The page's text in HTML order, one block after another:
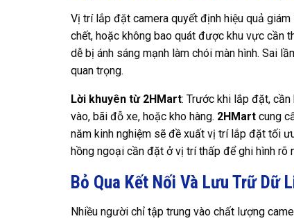
Vị trí lắp đặt camera quyết định hiệu quả
chết, hoặc không bao quát được khu vực cần
dễ bị ánh sáng mạnh làm chói màn hình. Sai
quan trọng.
Lời khuyên từ 2HMart: Trước khi lắp đặt,
vào, bãi đỗ xe, hoặc kho hàng. 2HMart cung
năm kinh nghiệm sẽ đề xuất vị trí lắp đặt tối
hồng ngoại cần đặt ở vị trí thấp để ghi hình rõ
Bỏ Qua Kết Nối Và Lưu Trữ Dữ
Nhiều người chỉ tập trung vào chất lượng